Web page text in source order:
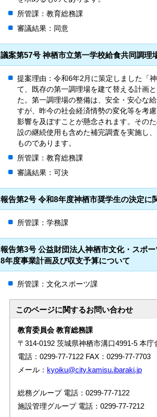
所管課：教育総務課
審議結果：同意
議案第57号 神栖市立第一学校給食共同調理
提案理由：令和6年2月に策定しました「
て、既存の第一調理場を建て替える計画
た。第一調理場の整備は、安全・安心な
すが、昨今の社会経済情勢の変化等を考
影響を及ぼすことが懸念されます。その
設の継続使用も含めた補完調査を実施し
ものであります。
所管課：教育総務課
審議結果：可決
報告第2号 令和8年度神栖市奨学生の決定に
所管課：学務課
報告第3号 公益財団法人神栖市文化・スポ
8年度事業計画及び収支予算について
所管課：文化スポーツ課
このページに関するお問い合わせ
教育委員会 教育総務課
〒314-0192 茨城県神栖市溝口4991-5 本庁
電話：0299-77-7122 FAX：0299-77-7703
メール： kyoiku@city.kamisu.ibaraki.jp
総務グループ 電話：0299-77-7122
施設管理グループ 電話：0299-77-7212